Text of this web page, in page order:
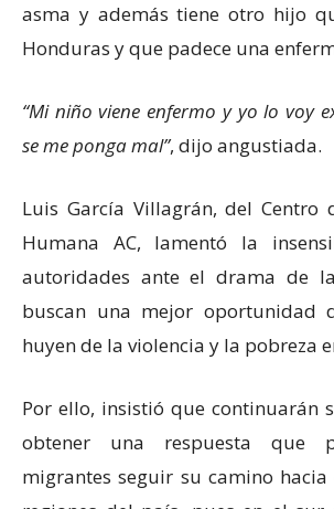
asma y además tiene otro hijo
Honduras y que padece una
Mi niño viene enfermo y yo lo voy
se me ponga mal , dijo angustiada.
Luis García Villagrán, del Centro
Humana AC, lamentó la
autoridades ante el drama de
buscan una mejor oportunidad
huyen de la violencia y la pobreza
Por ello, insistió que continuarán
obtener una respuesta que
migrantes seguir su camino